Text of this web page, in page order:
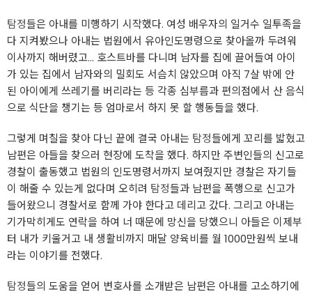
탐정들은 아내를 미행하기 시작했다. 여성 배우자의 일거수 일투족을
다 지켜봤으나 아내는 법원에서 유아인도명령으로 찾아올까 두려워
이사까지 해버렸고... 호스트바를 다니며 남자를 집에 끌어들여 아이
가 있는 집에서 남자와의 밀회도 서슴치 않았으며 아직 7살 밖에 안
된 아이에게 쓰레기를 버리라는 등 각종 심부름과 편의점에서 산 음식
으로 식단을 챙기는 등 엄마로서 하지 못 할 행동들을 했다.
그렇게 며칠을 찾아 다닌 끝에 결국 아내는 탐정들에게 꼬리를 밟혔고
남편은 아들을 찾으러 현장에 도착을 했다. 하지만 주변인들의 신고로
경찰이 출동했고 법원의 인도명령서까지 보여줬지만 경찰은 자기들
이 해줄 수 있는게 없다며 오히려 탐정들과 남편을 폭행으로 신고가
들어왔으니 경찰서로 함께 가야 한다고 데리고 갔다. 그리고 아내는
기가막히게도 연락을 하여 너 때문에 망신을 당했으니 아들은 이제부
터 내가 키울거고 내 생활비까지 매달 양육비를 월 1000만원씩 보내
라는 이야기를 전했다.
탐정들의 도움을 얻어 변호사를 소개받은 남편은 아내를 고소하기에